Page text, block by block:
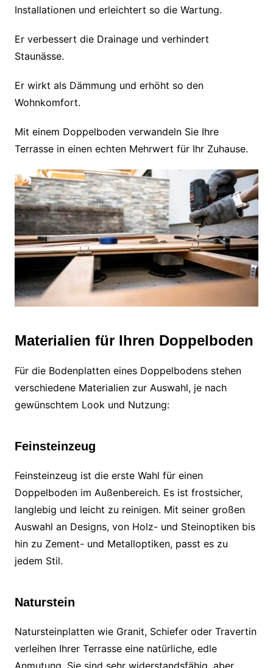
Installationen und erleichtert so die Wartung.
Er verbessert die Drainage und verhindert
Staunässe.
Er wirkt als Dämmung und erhöht so den
Wohnkomfort.
Mit einem Doppelboden verwandeln Sie Ihre
Terrasse in einen echten Mehrwert für Ihr Zuhause.
Materialien für Ihren Doppelboden
Für die Bodenplatten eines Doppelbodens stehen
verschiedene Materialien zur Auswahl, je nach
gewünschtem Look und Nutzung:
Feinsteinzeug
Feinsteinzeug ist die erste Wahl für einen
Doppelboden im Außenbereich. Es ist frostsicher,
langlebig und leicht zu reinigen. Mit seiner großen
Auswahl an Designs, von Holz- und Steinoptiken bis
hin zu Zement- und Metalloptiken, passt es zu
jedem Stil.
Naturstein
Natursteinplatten wie Granit, Schiefer oder Travertin
verleihen Ihrer Terrasse eine natürliche, edle